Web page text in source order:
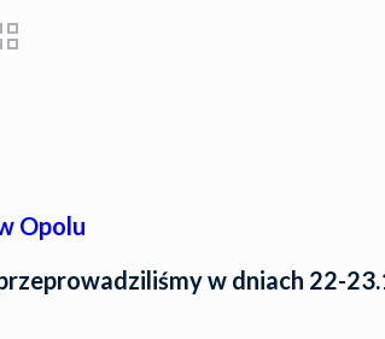
Opolu
w dniach 22-